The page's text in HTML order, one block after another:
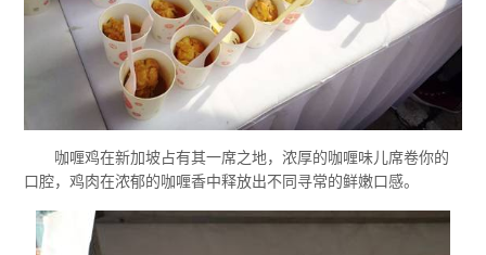
咖喱鸡在新加坡占有其一席之地，浓厚的咖喱味儿席卷你的
口腔，鸡肉在浓郁的咖喱香中释放出不同寻常的鲜嫩口感。